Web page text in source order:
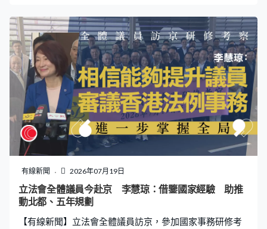
的士相撞翻側，46歲司機腰部受傷被困，獲救後送院治
理，乘客則拒絕送院，意外原因有待調查。
有線新聞 2026年07月19日
立法會全體議員今赴京 李慧琼：借鑒國家經驗 助推
動北都、五年規劃
【有線新聞】立法會全體議員訪京，參加國家事務研修考